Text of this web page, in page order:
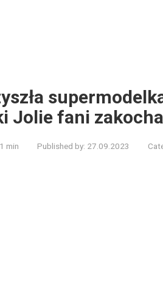
Jolie fani
1 min Published by: 27.09.2023